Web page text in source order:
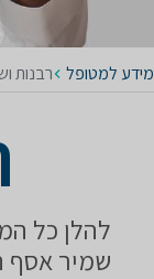
מידע למטופל רבנות
להלן כל
שמיר אסף